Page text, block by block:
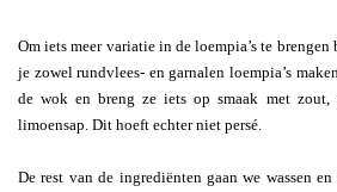
Om iets meer variatie in de loempia’s te
je zowel rundvlees- en garnalen loempia’s
de wok en breng ze iets op smaak met
limoensap. Dit hoeft echter niet persé.
De rest van de ingrediënten gaan we wassen